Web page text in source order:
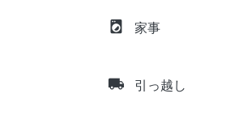
local_laundry_service 家事
local_shipping 引っ越し